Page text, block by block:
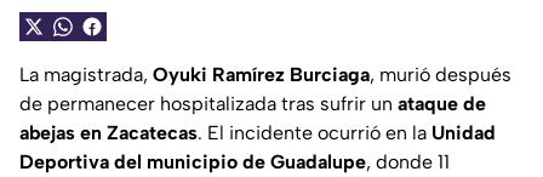
La magistrada, Oyuki Ramírez Burciaga, murió después
de permanecer hospitalizada tras sufrir un ataque de
abejas en Zacatecas. El incidente ocurrió en la Unidad
Deportiva del municipio de Guadalupe, donde 11